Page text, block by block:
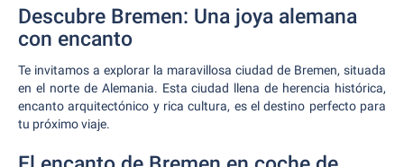
Descubre Bremen: Una joya alemana
con encanto
Te invitamos a explorar la maravillosa ciudad de Bremen, situada
en el norte de Alemania. Esta ciudad llena de herencia histórica,
encanto arquitectónico y rica cultura, es el destino perfecto para
tu próximo viaje.